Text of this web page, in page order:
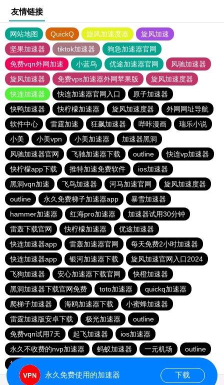
友情链接
网站地图 QuickQ 旋风加速度器
旋风加速
坚果加速器
tiktok加速器
狗急加速器官网
免费vqn外网加速
小蓝鸟 优途加速器官网
风驰加速器
旋风加速器
免费vps加速器外网苹果版
旋风加速度器
快连加速器
快连加速器官网入口
原子加速器
快鸭加速器
快柠檬加速器 旋风加速度器
外网网址导航
软件中心
雷霆加速 狂飙加速器 哔咔漫画
瑞乐小说
小美
小美vpn 小美加速器
加速器黑洞
风驰加速器官网
飞驰加速器下载 outline
快连vp加速器
快柠檬app下载
推特加速免费软件
ios加速器
黑洞vqn加速
飞鸟加速器 河马加速官网
旋风加速度器
outline
永久免费梯子加速器app
暴雪加速器
hammer加速器
红海pro加速器
加速器试用30分钟
雷轰下载官网
快柠檬加速器
优途加速器
快连加速器app
雷轰加速器官网
每天免费2小时加速器
快连加速器app
银河加速器下载
旋风加速官网入口2024
飞狗加速器
安心加速器下载官网
快橙加速器
黑洞加速器下载官网免费
toto加速器
quickq加速器
爬梯子加速器
海鸥加速器下载
小蜜蜂加速器
雷霆加速版安卓下载
极光加速器
outline
免费vqn试用7天
起飞加速器
ios加速器
永久不收费的nvp加速器
蚂蚁加速器 一元机场
outline
旋风加速度器
永久免费使用的加速器 下载